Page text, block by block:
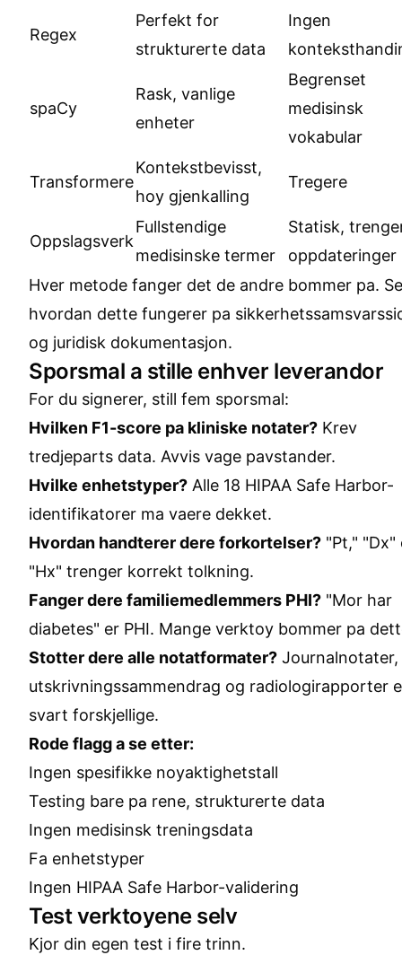
Regex
Perfekt for
strukturerte data
Ingen
spaCy
Rask, vanlige
enheter
Begrenset
medisinsk
vokabular
Transformere
Kontekstbevisst,
hoy gjenkalling
Tregere
Oppslagsverk
Fullstendige
medisinske termer
Statisk,
oppdateringer
Hver metode fanger det de andre bommer pa. Se
hvordan dette fungerer pa
og juridisk dokumentasjon.
Sporsmal a stille enhver leverandor
For du signerer, still fem sporsmal:
Hvilken F1-score pa kliniske notater? Krev
tredjeparts data. Avvis vage pavstander.
Hvilke enhetstyper? Alle 18 HIPAA Safe Harbor-
identifikatorer ma vaere dekket.
Hvordan handterer dere forkortelser? "Pt," "Dx"
"Hx" trenger korrekt tolkning.
Fanger dere familiemedlemmers PHI? "Mor har
diabetes" er PHI. Mange verktoy bommer pa
Stotter dere alle notatformater? Journalnotater,
utskrivningssammendrag og radiologirapporter
svart forskjellige.
Rode flagg a se etter:
Ingen spesifikke noyaktighetstall
Testing bare pa rene, strukturerte data
Ingen medisinsk treningsdata
Fa enhetstyper
Ingen HIPAA Safe Harbor-validering
Test verktoyene selv
Kjor din egen test i fire trinn.